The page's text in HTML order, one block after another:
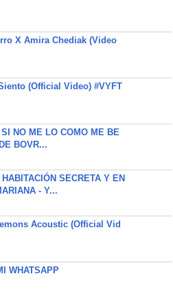
X Amira Chediak (Video
(Official Video) #VYFT
NO ME LO COMO ME BE
BOVR...
SECRETA Y EN
- Y...
Acoustic (Official Vid
WHATSAPP